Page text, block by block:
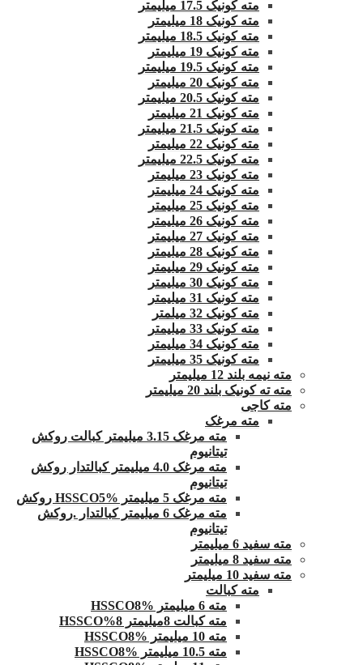
مته کونیک 17.5 میلیمتر
مته کونیک 18 میلیمتر
مته کونیک 18.5 میلیمتر
مته کونیک 19 میلیمتر
مته کونیک 19.5 میلیمتر
مته کونیک 20 میلیمتر
مته کونیک 20.5 میلیمتر
مته کونیک 21 میلیمتر
مته کونیک 21.5 میلیمتر
مته کونیک 22 میلیمتر
مته کونیک 22.5 میلیمتر
مته کونیک 23 میلیمتر
مته کونیک 24 میلیمتر
مته کونیک 25 میلیمتر
مته کونیک 26 میلیمتر
مته کونیک 27 میلیمتر
مته کونیک 28 میلیمتر
مته کونیک 29 میلیمتر
مته کونیک 30 میلیمتر
مته کونیک 31 میلیمتر
مته کونیک 32 میلمتر
مته کونیک 33 میلیمتر
مته کونیک 34 میلیمتر
مته کونیک 35 میلیمتر
مته نیمه بلند 12 میلیمتر
مته ته کونیک بلند 20 میلیمتر
مته کاجی
مته مرغک
مته مرغک 3.15 میلیمتر کبالت روکش
تیتانیوم
مته مرغک 4.0 میلیمتر کبالتدار روکش
تیتانیوم
مته مرغک 5 میلیمتر HSSCO5% روکش
مته مرغک 6 میلیمتر کبالتدار .روکش
تیتانیوم
مته سفید 6 میلیمتر
مته سفید 8 میلیمتر
مته سفید 10 میلیمتر
مته کبالت
مته 6 میلیمتر HSSCO8%
مته کبالت 8میلیمتر 8%HSSCO
مته 10 میلیمتر HSSCO8%
مته 10.5 میلیمتر HSSCO8%